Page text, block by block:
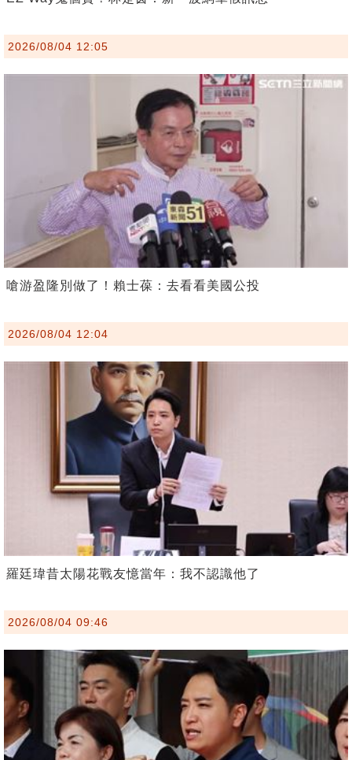
2026/08/04 12:05
嗆游盈隆別做了！賴士葆：去看看美國公投
2026/08/04 12:04
羅廷瑋昔太陽花戰友憶當年：我不認識他了
2026/08/04 09:46